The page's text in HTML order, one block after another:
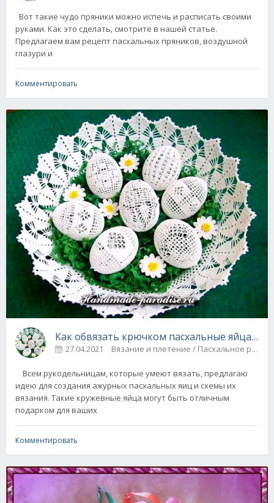
Вот такие чудо пряники можно испечь и расписать своими
руками. Как это сделать, смотрите в нашей статье.
Предлагаем вам рецепт пасхальных пряников, воздушной
глазури и
Комментировать
Как обвязать крючком пасхальные яйца -
27.04.2021 Вязание и плетение / Пасхальное
Всем рукодельницам, которые умеют вязать, предлагаю
идею для создания ажурных пасхальных яиц и схемы их
вязания. Такие кружевные яйца могут быть отличным
подарком для ваших
Комментировать